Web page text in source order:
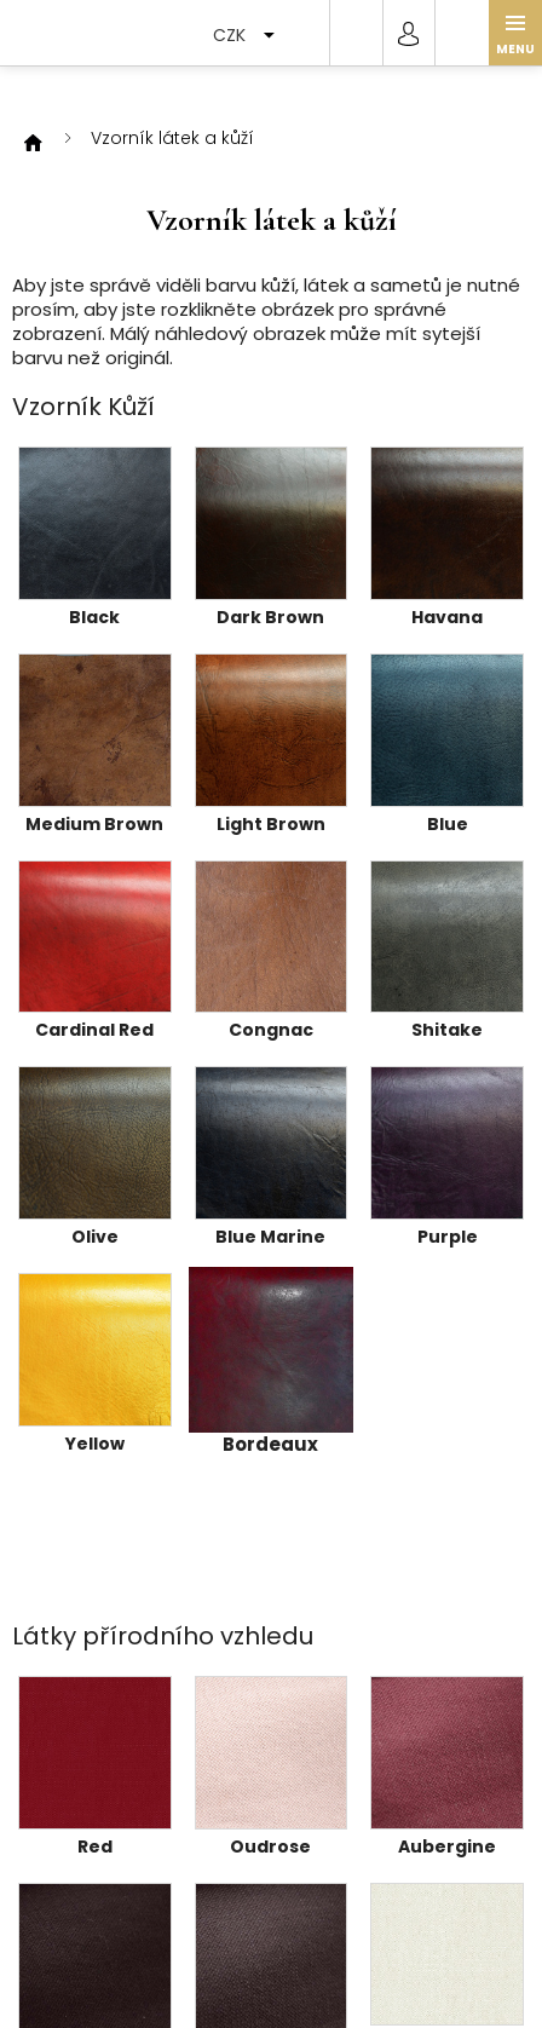
CZK
Vzorník látek a kůží
Vzorník látek a kůží
Aby jste správě viděli barvu kůží, látek a sametů je nutné
prosím, aby jste rozklikněte obrázek pro správné
zobrazení. Málý náhledový obrazek může mít sytejší
barvu než originál.
Vzorník Kůží
Black Dark Brown Havana
Medium Brown Light Brown Blue
Cardinal Red Congnac Shitake
Olive Blue Marine Purple
Yellow Bordeaux
Látky přírodního vzhledu
Red Oudrose Aubergine